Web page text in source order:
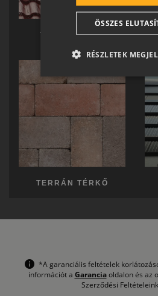
TERRÁN TETŐ
TERRÁN TÉRKŐ
*A garanciális feltételek
információt a Garanciaoldalon és az
Szerződési
ÖSSZES
RÉSZLETEK